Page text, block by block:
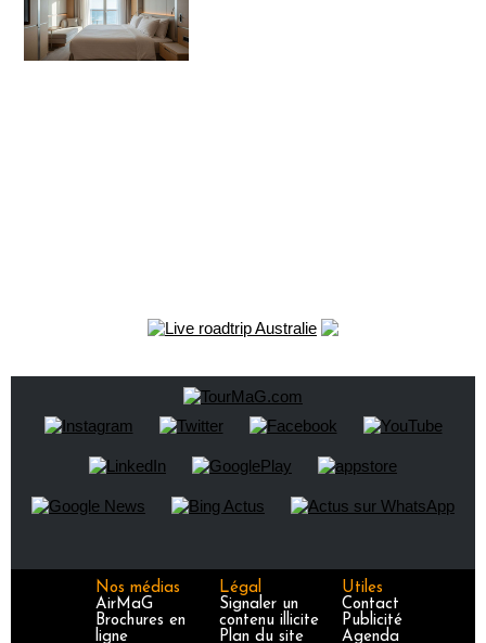
Nos médias
AirMaG
Brochures en
ligne
Légal
Signaler un
contenu illicite
Plan du site
Utiles
Contact
Publicité
Agenda